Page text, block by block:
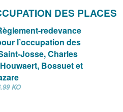
DES PLACES
redevance
l’occupation des
Josse, Charles
Bossuet et
KO